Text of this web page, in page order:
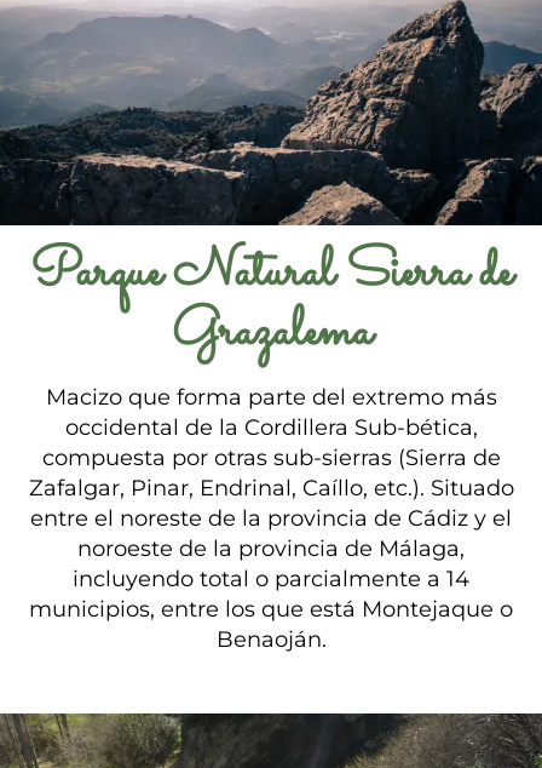
Parque Natural Sierra de
Grazalema
Macizo que forma parte del extremo más
occidental de la Cordillera Sub-bética,
compuesta por otras sub-sierras (Sierra de
Zafalgar, Pinar, Endrinal, Caíllo, etc.). Situado
entre el noreste de la provincia de Cádiz y el
noroeste de la provincia de Málaga,
incluyendo total o parcialmente a 14
municipios, entre los que está Montejaque o
Benaoján.